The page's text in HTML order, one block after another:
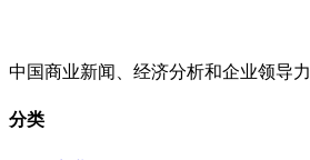
中国商业新闻、经济分析和企业领导力
分类